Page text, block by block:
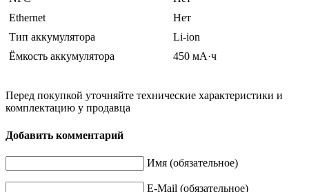
Ethernet
Нет
Тип аккумулятора
Li-ion
Ёмкость аккумулятора
450 мА·ч
Перед покупкой уточняйте технические характеристики и
комплектацию у продавца
Добавить комментарий
Имя (обязательное)
E-Mail (обязательное)